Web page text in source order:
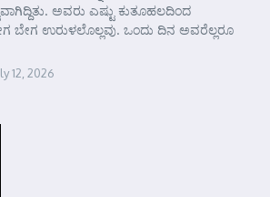
ಅವರು ಎಷ್ಟು ಕುತೂಹಲದಿಂದ
ಉರುಳಲೊಲ್ಲವು. ಒಂದು ದಿನ ಅವರೆಲ್ಲರೂ
12, 2026